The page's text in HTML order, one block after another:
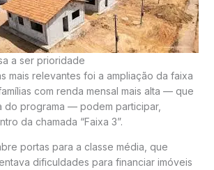
a ser prioridade
mais relevantes foi a ampliação da faixa
com renda mensal mais alta — que
do programa — podem participar,
da chamada “Faixa 3”.
portas para a classe média, que
dificuldades para financiar imóveis